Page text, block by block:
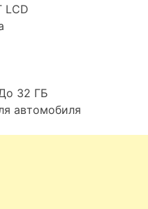
LCD
32 ГБ
автомобиля